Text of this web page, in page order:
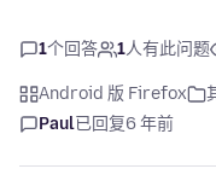
1个回答 1人有此问题
Android 版 Firefox
Paul已回复6 年前